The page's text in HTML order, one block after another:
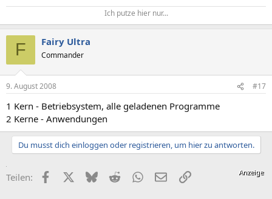
Ich putze hier nur...​
F Fairy Ultra
Commander
9. August 2008 #17
1 Kern - Betriebsystem, alle geladenen Programme
2 Kerne - Anwendungen
Du musst dich einloggen oder registrieren, um hier zu antworten.
Teilen: FacebookX (Twitter)
BlueskyRedditWhatsApp
E-MailLink